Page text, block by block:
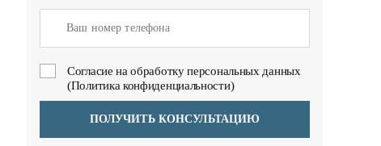
Cогласие на обработку персональных данных
(Политика конфиденциальности)
ПОЛУЧИТЬ КОНСУЛЬТАЦИЮ